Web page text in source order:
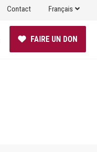
Contact Français
FAIRE UN DON